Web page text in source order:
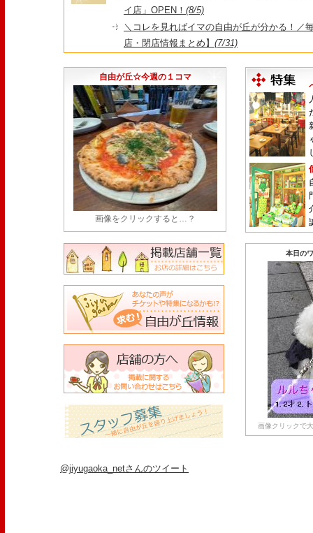
イ店」OPEN！ (8/5)
＼コレを見ればイマの自由が丘が分かる！／
店・閉店情報まとめ】 (7/31)
永久パス配布も！
自由が丘☆今週の１コマ
画像をクリックすると…？
本日の
画像クリックで
@jiyugaoka_netさんのツイート